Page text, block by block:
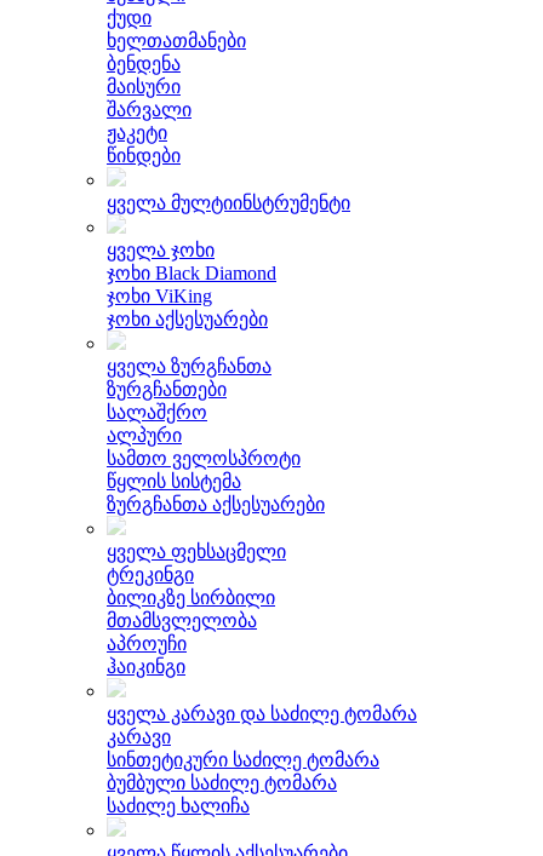
ქუდი
ხელთათმანები
ბენდენა
მაისური
შარვალი
ჟაკეტი
წინდები
ყველა მულტიინსტრუმენტი
ყველა ჯოხი
ჯოხი Black Diamond
ჯოხი ViKing
ჯოხი აქსესუარები
ყველა ზურგჩანთა
ზურგჩანთები
სალაშქრო
ალპური
სამთო ველოსპროტი
წყლის სისტემა
ზურგჩანთა აქსესუარები
ყველა ფეხსაცმელი
ტრეკინგი
ბილიკზე სირბილი
მთამსვლელობა
აპროუჩი
ჰაიკინგი
ყველა კარავი და საძილე ტომარა
კარავი
სინთეტიკური საძილე ტომარა
ბუმბული საძილე ტომარა
საძილე ხალიჩა